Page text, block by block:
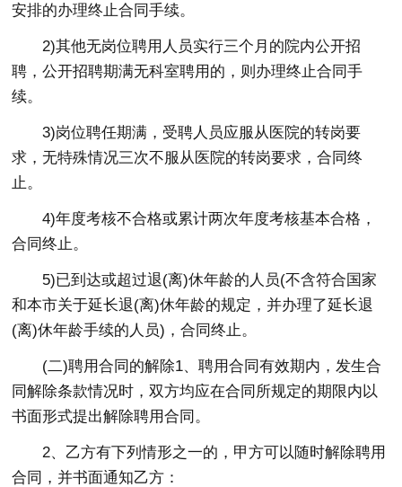
安排的办理终止合同手续。
2)其他无岗位聘用人员实行三个月的院内公开招
聘，公开招聘期满无科室聘用的，则办理终止合同手
续。
3)岗位聘任期满，受聘人员应服从医院的转岗要
求，无特殊情况三次不服从医院的转岗要求，合同终
止。
4)年度考核不合格或累计两次年度考核基本合格，
合同终止。
5)已到达或超过退(离)休年龄的人员(不含符合国家
和本市关于延长退(离)休年龄的规定，并办理了延长退
(离)休年龄手续的人员)，合同终止。
(二)聘用合同的解除1、聘用合同有效期内，发生合
同解除条款情况时，双方均应在合同所规定的期限内以
书面形式提出解除聘用合同。
2、乙方有下列情形之一的，甲方可以随时解除聘用
合同，并书面通知乙方：